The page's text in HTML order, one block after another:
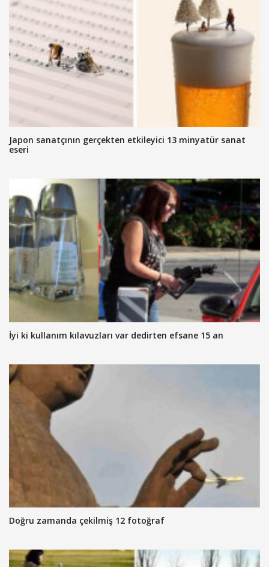
Japon sanatçının gerçekten etkileyici 13 minyatür sanat
eseri
İyi ki kullanım kılavuzları var dedirten efsane 15 an
Doğru zamanda çekilmiş 12 fotoğraf